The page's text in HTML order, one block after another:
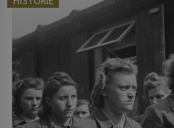
Tato veselá podívaná připomíná
nejpodivnějších a zároveň